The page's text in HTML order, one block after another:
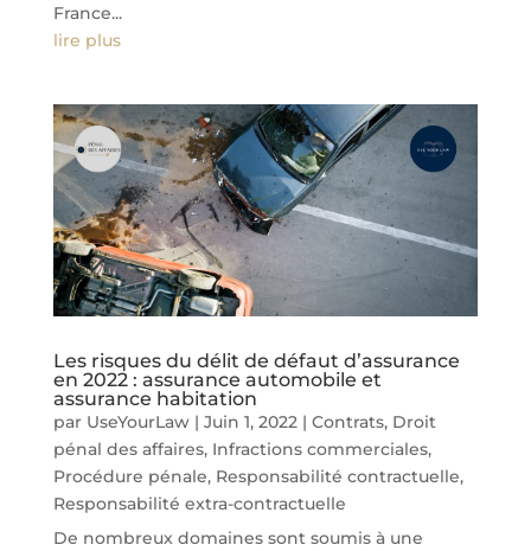
France...
lire plus
Les risques du délit de défaut d’assurance
en 2022 : assurance automobile et
assurance habitation
par UseYourLaw| Juin 1, 2022| Contrats, Droit
pénal des affaires, Infractions commerciales,
Procédure pénale, Responsabilité contractuelle,
Responsabilité extra-contractuelle
De nombreux domaines sont soumis à une